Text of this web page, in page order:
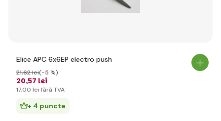
Elice APC 6x6EP electro push
20,57 lei
21,62 lei(-5 %)
17,00 lei fără TVA
+ 4 puncte